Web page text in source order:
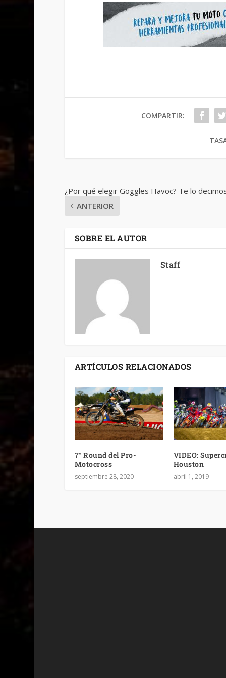
COMPARTIR:
¿Por qué elegir Goggles Havoc? Te lo
ANTERIOR
SOBRE EL AUTOR
Staff
ARTÍCULOS RELACIONADOS
7° Round del Pro-
Motocross
septiembre 28, 2020
VIDEO:
Houston
abril 1, 2019